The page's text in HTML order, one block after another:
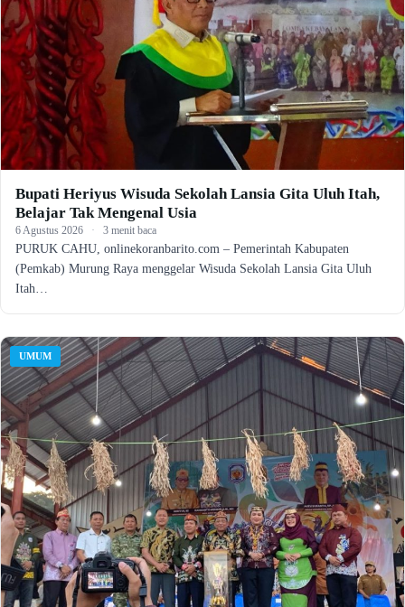
Bupati Heriyus Wisuda Sekolah Lansia Gita Uluh Itah,
Belajar Tak Mengenal Usia
6 Agustus 2026 · 3 menit baca
PURUK CAHU, onlinekoranbarito.com – Pemerintah Kabupaten
(Pemkab) Murung Raya menggelar Wisuda Sekolah Lansia Gita Uluh
Itah…
UMUM